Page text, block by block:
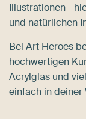
Illustrationen -
und natürlichen
Bei Art Heroes
hochwertigen
Acrylglas und
einfach in deiner